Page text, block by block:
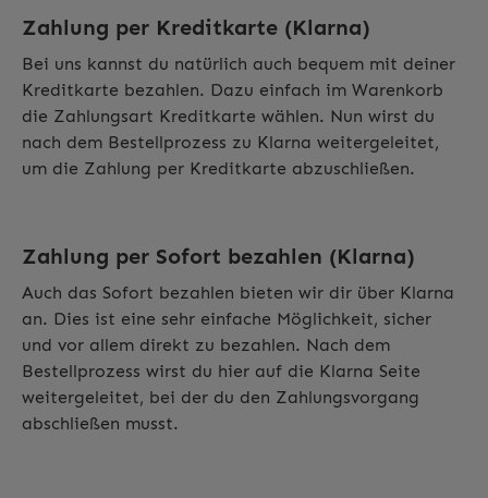
Zahlung per Kreditkarte (Klarna)
Bei uns kannst du natürlich auch bequem mit deiner
Kreditkarte bezahlen. Dazu einfach im Warenkorb
die Zahlungsart Kreditkarte wählen. Nun wirst du
nach dem Bestellprozess zu Klarna weitergeleitet,
um die Zahlung per Kreditkarte abzuschließen.
Zahlung per Sofort bezahlen (Klarna)
Auch das Sofort bezahlen bieten wir dir über Klarna
an. Dies ist eine sehr einfache Möglichkeit, sicher
und vor allem direkt zu bezahlen. Nach dem
Bestellprozess wirst du hier auf die Klarna Seite
weitergeleitet, bei der du den Zahlungsvorgang
abschließen musst.